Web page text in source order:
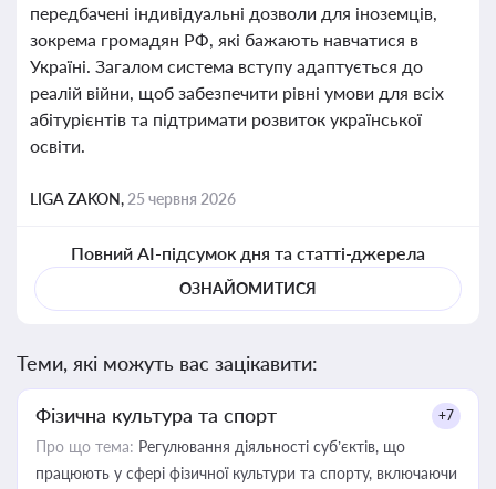
передбачені індивідуальні дозволи для іноземців,
зокрема громадян РФ, які бажають навчатися в
Україні. Загалом система вступу адаптується до
реалій війни, щоб забезпечити рівні умови для всіх
абітурієнтів та підтримати розвиток української
освіти.
LIGA ZAKON, 25 червня 2026
Повний AI-підсумок дня та статті-джерела
ОЗНАЙОМИТИСЯ
Теми, які можуть вас зацікавити:
Фізична культура та спорт +7
Про що тема: Регулювання діяльності суб’єктів, що
працюють у сфері фізичної культури та спорту, включаючи